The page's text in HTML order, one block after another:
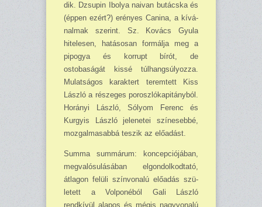
dik. Dzsupin Ibolya naivan butácska és
(éppen ezért?) erényes Canina, a kívá­
nal­mak szerint. Sz. Kovács Gyu­la
hitelesen, hatásosan for­málja meg a
pipogya és kor­rupt bírót, de
ostobaságát kissé túlhangsúlyozza.
Mulat­ságos karaktert teremtett Kiss
László a részeges po­roszlókapitányból.
Horányi László, Sólyom Ferenc és
Kurgyis László jelenetei szí­nesebbé,
mozgalmasabbá te­szik az előadást.
Summa summárum: koncepciójában,
megvalósulásá­ban elgondolkodtató,
átlagon felüli színvonalú előadás szü­
letett a Volponéból Gali László
rendkívül alapos és mégis nagyvonalú